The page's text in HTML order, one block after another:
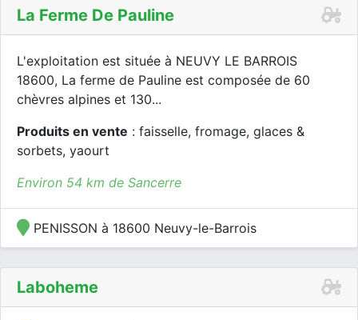
La Ferme De Pauline
L'exploitation est située à NEUVY LE BARROIS
18600, La ferme de Pauline est composée de 60
chèvres alpines et 130...
Produits en vente : faisselle, fromage, glaces &
sorbets, yaourt
Environ 54 km de Sancerre
PENISSON à 18600 Neuvy-le-Barrois
Laboheme